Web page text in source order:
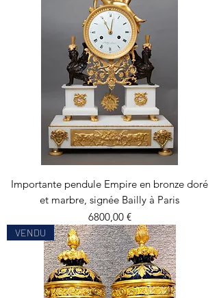
Importante pendule Empire en bronze doré
et marbre, signée Bailly à Paris
Precio
6800,00 €
VENDU